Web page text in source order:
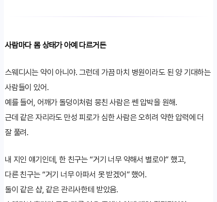
사람마다 몸 상태가 아예 다르거든
스웨디시는 약이 아니야. 그런데 가끔 마치 병원이라도 된 양 기대하는
사람들이 있어.
예를 들어, 어깨가 돌덩이처럼 뭉친 사람은 쎈 압박을 원해.
근데 같은 자리라도 만성 피로가 심한 사람은 오히려 약한 압력에 더
잘 풀려.
내 지인 얘기인데, 한 친구는 “거기 너무 약해서 별로야” 했고,
다른 친구는 “거기 너무 아파서 못 받겠어” 했어.
둘이 같은 샵, 같은 관리사한테 받았음.